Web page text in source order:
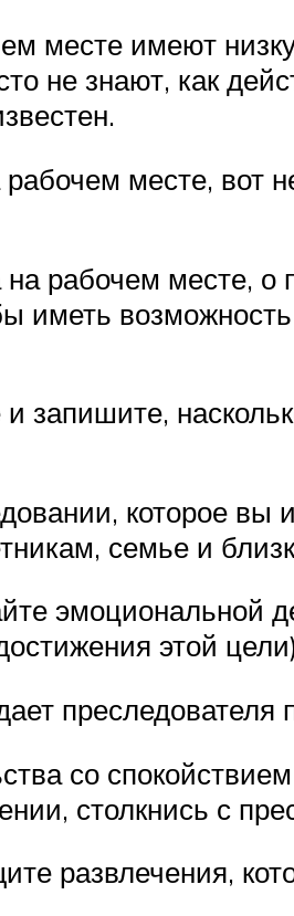
месте имеют
не знают, как
месте, вот
рабочем месте,
иметь
запишите,
которое вы
семье и
этой
преследователя
со
столкнись с
развлечения,